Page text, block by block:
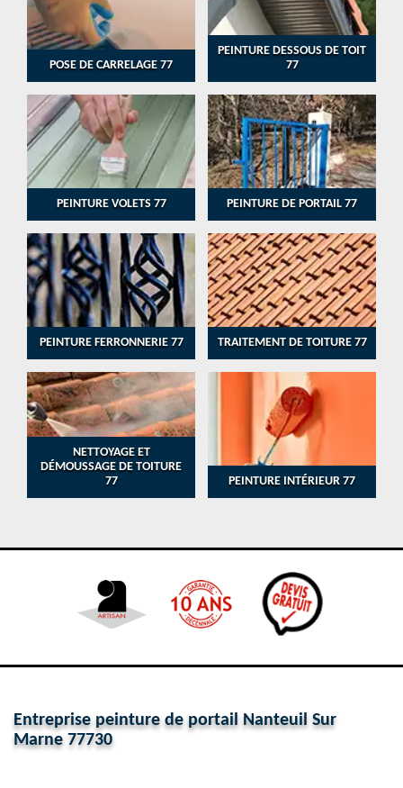
POSE DE CARRELAGE 77
PEINTURE DESSOUS DE TOIT
77
PEINTURE VOLETS 77 PEINTURE DE PORTAIL 77
PEINTURE FERRONNERIE 77 TRAITEMENT DE TOITURE 77
NETTOYAGE ET
DÉMOUSSAGE DE TOITURE
77
PEINTURE INTÉRIEUR 77
Entreprise peinture de portail Nanteuil Sur
Marne 77730